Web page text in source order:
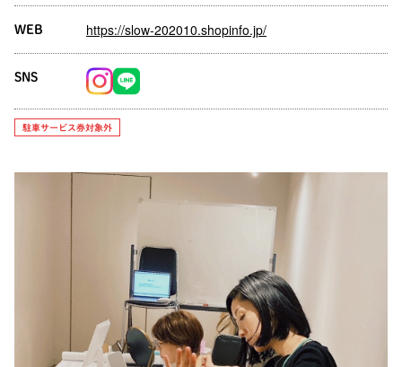
WEB https://slow-202010.shopinfo.jp/
SNS
駐車サービス券対象外